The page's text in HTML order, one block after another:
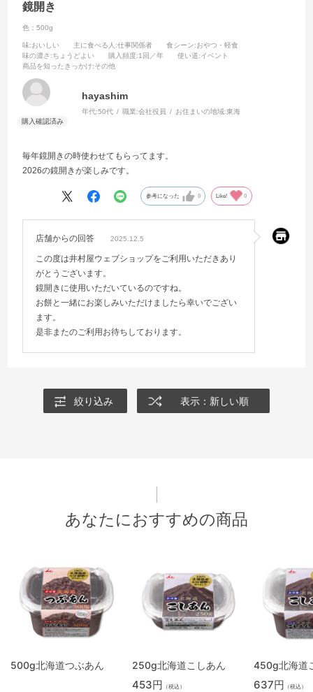
鏡開き
色：500g
味:おいしい 主に食べる人 :仕事関係者 食シーン:おやつ・軽食
味の濃さ :ちょうどよい 購入頻度:1回／年 使い道:イベント
商品を知ったきっかけ:その他
hayashim
年代:50代 職業:会社役員 お住まいの地域:東海
毎年鏡開きの時使わせてもらってます。
2026の鏡開きが楽しみです。
参考になった 0 Like! 0
店舗からの回答 2025.12.5
この度は井村屋ウェブショップをご利用いただきあり
がとうございます。
鏡開きに使用いただいているのですね。
お餅と一緒にお楽しみいただけましたら幸いでござい
ます。
是非またのご利用お待ちしております。
絞り込み 表示：新しい順
あなたにおすすめの商品
500g北海道つぶあん 250g北海道こしあん
453円 （税込）
450g北海道
637円 （税込）